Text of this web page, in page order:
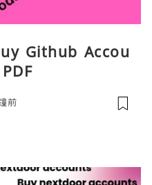
Github Accou
前